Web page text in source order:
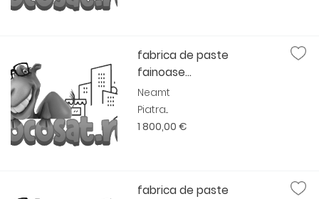
fabrica de paste
fainoase...
Neamt
Piatra...
1 800,00 €
fabrica de paste